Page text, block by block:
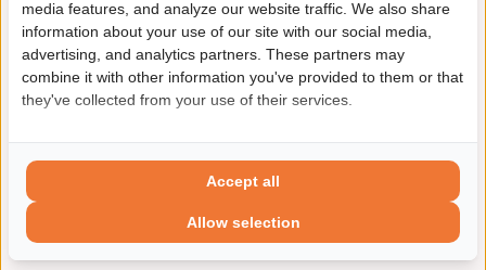
(BM91636H)
Euro norm: EURO 4
Incl. pakking set: Ja
Merk: BM Catalysts
€ 1.036,36 incl. btw
Levertijd:1 - 11 werkdagen
Fabrikantcode: BM91636H
media features, and analyze our website traffic. We also share
information about your use of our site with our social media,
advertising, and analytics partners. These partners may
combine it with other information you've provided to them or that
they've collected from your use of their services.
Allow selection
Accept all